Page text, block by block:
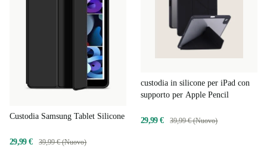
Custodia Samsung Tablet Silicone
29,99 € 39,99 € (Nuovo)
custodia in silicone per iPad con
supporto per Apple Pencil
29,99 € 39,99 € (Nuovo)